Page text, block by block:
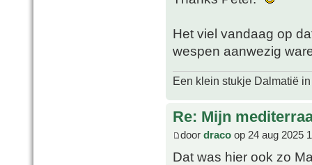
Het viel vandaag op
wespen aanwezig
Een klein stukje Dalmatië
Re: Mijn
door draco op 24 aug 2025
Dat was hier ook zo